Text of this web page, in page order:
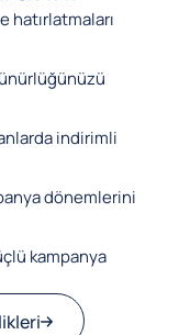
hatırlatmaları
indirimli
dönemlerini
kampanya